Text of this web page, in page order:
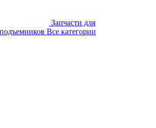
Запчасти для
Все категории